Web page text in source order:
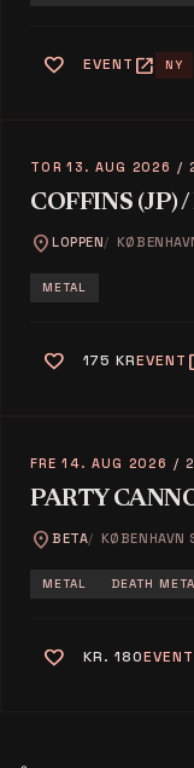
favorite EVENT open_in_new NY
TOR 13. AUG 2026 /
COFFINS (JP)
location_on LOPPEN
METAL
favorite 175 KREVENT
FRE 14. AUG 2026 /
PARTY
location_on BETA KØBENHAVN
METAL DEATH
favorite KR. 180EVENT